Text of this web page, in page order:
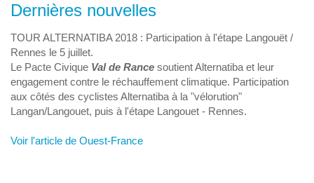
Dernières nouvelles
TOUR ALTERNATIBA 2018 : Participation à l'étape Langouët /
Rennes le 5 juillet.
Le Pacte Civique Val de Rance soutient Alternatiba et leur
engagement contre le réchauffement climatique. Participation
aux côtés des cyclistes Alternatiba à la "vélorution"
Langan/Langouet, puis à l'étape Langouet - Rennes.
Voir l'article de Ouest-France